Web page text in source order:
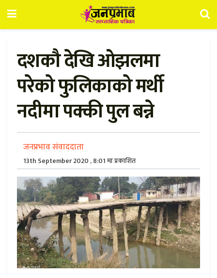
दशकौ देखि ओझलमा
परेको फुलिकाको मर्थी
नदीमा पक्की पुल बन्ने
जनप्रभाव संवाददाता
13th September 2020 , 8:01 मा प्रकाशित